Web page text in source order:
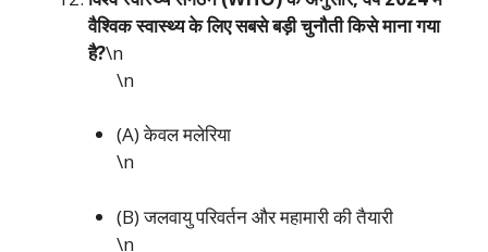
वैश्विक स्वास्थ्य के लिए सबसे बड़ी चुनौती किसे माना गया
है?\n
\n
(A) केवल मलेरिया
\n
(B) जलवायु परिवर्तन और महामारी की तैयारी
\n